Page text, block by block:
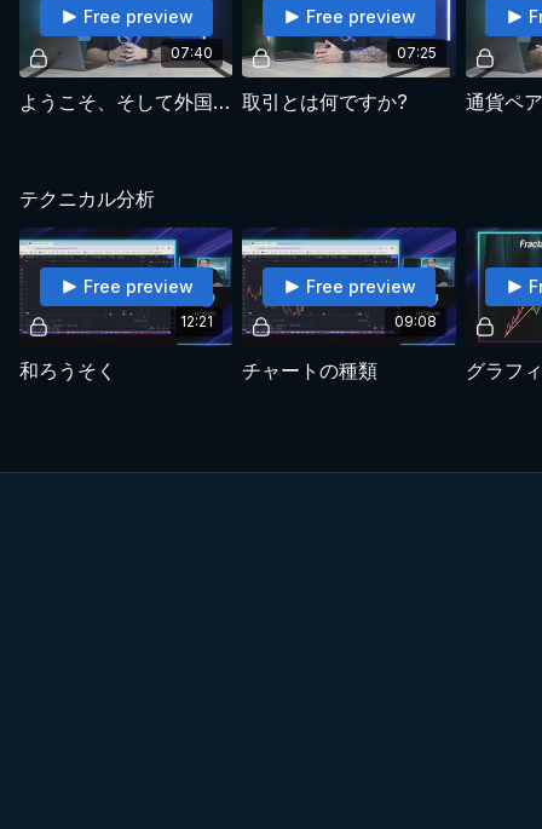
07:40
Free preview
ようこそ、そして外国為替について
07:25
Free preview
取引とは何ですか? 通貨ペア
テクニカル分析
12:21
Free preview
和ろうそく
09:08
Free preview
チャートの種類